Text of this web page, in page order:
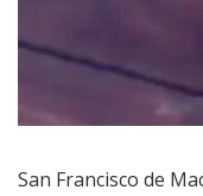
San Francisco de